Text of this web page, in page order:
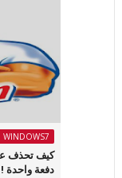
WINDOWS7
كيف تحذف
دفعة واحدة !